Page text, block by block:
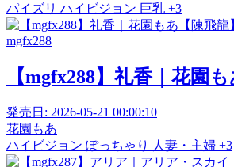
パイズリ ハイビジョン 巨乳 +3
mgfx288
【mgfx288】礼香｜花園も
発売日: 2026-05-21 00:00:10
花園もあ
ハイビジョン ぽっちゃり 人妻・主婦 +3